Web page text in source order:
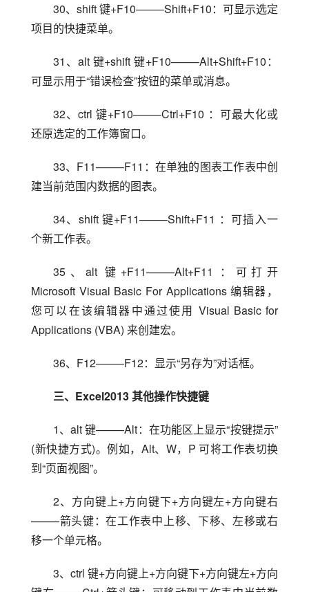
30、shift 键+F10——–Shift+F10：可显示选定
项目的快捷菜单。
31、alt 键+shift 键+F10——–Alt+Shift+F10：
可显示用于“错误检查”按钮的菜单或消息。
32、ctrl 键+F10——–Ctrl+F10 ：可最大化或
还原选定的工作簿窗口。
33、F11——–F11：在单独的图表工作表中创
建当前范围内数据的图表。
34、shift 键+F11——–Shift+F11 ：可插入一
个新工作表。
35、alt 键+F11——–Alt+F11 ：可打开
Microsoft Visual Basic For Applications 编辑器，
您可以在该编辑器中通过使用 Visual Basic for
Applications (VBA) 来创建宏。
36、F12——–F12：显示“另存为”对话框。
三、Excel2013 其他操作快捷键
1、alt 键——–Alt：在功能区上显示“按键提示”
(新快捷方式)。例如，Alt、W，P 可将工作表切换
到“页面视图”。
2、方向键上+方向键下+方向键左+方向键右
——–箭头键：在工作表中上移、下移、左移或右
移一个单元格。
3、ctrl 键+方向键上+方向键下+方向键左+方向